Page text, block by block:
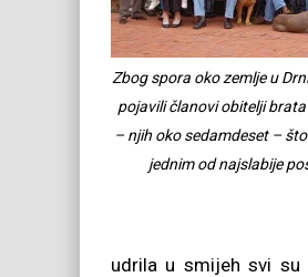
Zbog spora oko zemlje u
pojavili članovi obitelji
– njih oko sedamdeset –
jednim od najslabije
udrila u smijeh svi su